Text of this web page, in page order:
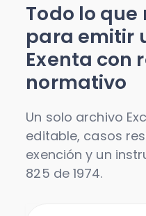
Todo lo
para emitir
Exenta con
normativo
Un solo archivo
editable, casos
exención y un
825 de 1974.